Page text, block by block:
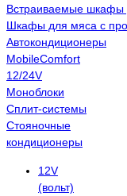
Встраиваемые шкафы
Шкафы для мяса с
Автокондиционеры
MobileComfort
12/24V
Моноблоки
Сплит-системы
Стояночные
кондиционеры
12V
(вольт)